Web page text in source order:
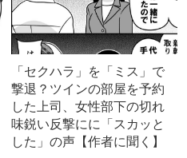
「セクハラ」を「ミス」で
撃退？ツインの部屋を予約
した上司、女性部下の切れ
味鋭い反撃にに「スカッと
した」の声【作者に聞く】